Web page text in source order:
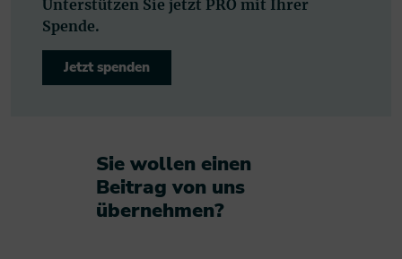
Unterstützen Sie jetzt PRO mit Ihrer
Spende.
Jetzt spenden
Sie wollen einen
Beitrag von uns
übernehmen?​